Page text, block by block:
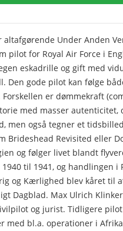
altafgørende Under Anden
pilot for Royal Air Force i
eskadrille og gift med
Den gode pilot kan følge
er dømmekraft
med masser autenticitet,
men også tegner et
Brideshead Revisited eller
og følger livet blandt
til 1941, og handlingen i
og Kærlighed blev kåret til
Dagblad. Max Ulrich
og jurist. Tidligere pilot
med bl.a. operationer i